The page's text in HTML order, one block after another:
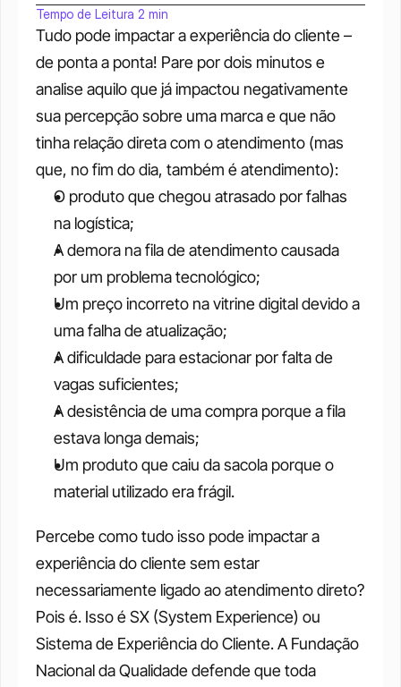
Tudo pode impactar a experiência do cliente –
de ponta a ponta! Pare por dois minutos e
analise aquilo que já impactou negativamente
sua percepção sobre uma marca e que não
tinha relação direta com o atendimento (mas
que, no fim do dia, também é atendimento):
O produto que chegou atrasado por falhas
na logística;
A demora na fila de atendimento causada
por um problema tecnológico;
Um preço incorreto na vitrine digital devido a
uma falha de atualização;
A dificuldade para estacionar por falta de
vagas suficientes;
A desistência de uma compra porque a fila
estava longa demais;
Um produto que caiu da sacola porque o
material utilizado era frágil.
Percebe como tudo isso pode impactar a
experiência do cliente sem estar
necessariamente ligado ao atendimento direto?
Pois é. Isso é SX (System Experience) ou
Sistema de Experiência do Cliente. A Fundação
Nacional da Qualidade defende que toda
Tempo de Leitura 2 min